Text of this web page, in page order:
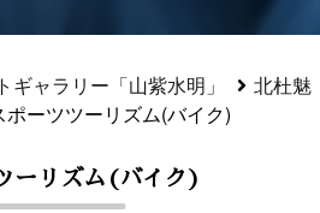
ギャラリー「山紫水明」
北杜魅
ポーツツーリズム(バイク)
ーリズム(バイク)